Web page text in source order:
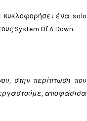
ένα solo
System Of A Down.
στην περίπτωση που
αποφάσισα